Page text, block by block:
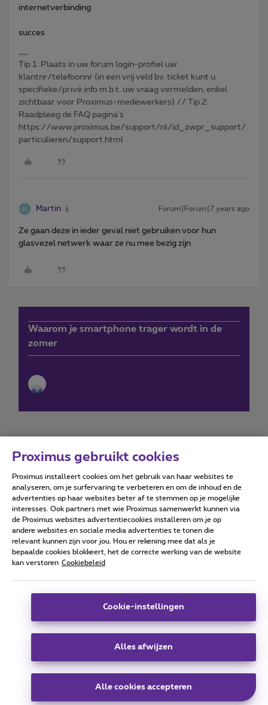
internetverbinding
succes
Tip 1: Plaats in uw forum login-profiel uw
klantnr/telefoonnr (in een vrij veld bv. ticket kunt u
specifieke/privé info m.b.t. uw vraag vermelden, enkel
zichtbaar voor Proximus-medewerkers) // Tip 2:
Raadpleeg de FAQ pagina's
https://www.proximus.be/support/nl/id_zwpr_support/
particulieren/support.html
Martin Forum|Forum|7 years ago
Ze gaan deze in ieder geval niet gebruiken voor hun
glasvezel netwerk waar ze nu mee bezig zijn
Waarom je smartphone trager wordt in de
zomer
Forumvoorwaarden Accessibility statement
Alle rechten voorbehouden. © Proximus
Algemene voorwaarden, consumenteninfo
Deze website is gecreëerd en wordt beheerd conform het
Koning Albert II-laan 27 - B-1030 Brussel.
Carrier & Wholesale Solutions
Telindus
|Sitemap
Proximus gebruikt cookies
Proximus installeert cookies om het gebruik van haar websites te
analyseren, om je surfervaring te verbeteren en om de inhoud en de
advertenties op haar websites beter af te stemmen op je mogelijke
interesses. Ook partners met wie Proximus samenwerkt kunnen via
de Proximus websites advertentiecookies installeren om je op
andere websites en sociale media advertenties te tonen die
relevant kunnen zijn voor jou. Hou er rekening mee dat als je
bepaalde cookies blokkeert, het de correcte werking van de website
kan verstoren Cookiebeleid
Cookie-instellingen
Alles afwijzen
Alle cookies accepteren